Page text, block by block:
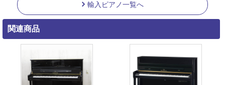
輸入ピアノ一覧へ
関連商品